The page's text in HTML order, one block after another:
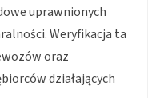
uprawnionych
Weryfikacja ta
oraz
działających